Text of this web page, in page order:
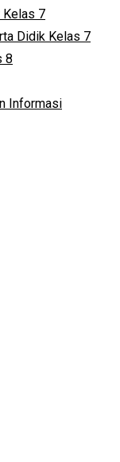
Kelas 7
Didik Kelas 7
8
Informasi